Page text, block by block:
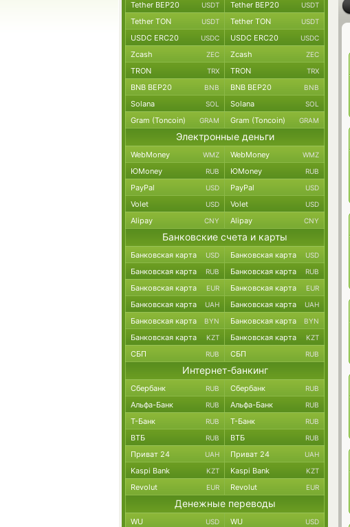
Tether BEP20 USDT Tether BEP20 USDT
Tether TON USDT Tether TON USDT
USDC ERC20 USDC USDC ERC20 USDC
Zcash ZEC Zcash ZEC
TRON TRX TRON TRX
BNB BEP20 BNB BNB BEP20 BNB
Solana SOL Solana SOL
Gram (Toncoin) GRAM Gram (Toncoin) GRAM
Электронные деньги
WebMoney WMZ WebMoney WMZ
ЮMoney RUB ЮMoney RUB
PayPal USD PayPal USD
Volet USD Volet USD
Alipay CNY Alipay CNY
Банковские счета и карты
Банковская карта USD Банковская карта USD
Банковская карта RUB Банковская карта RUB
Банковская карта EUR Банковская карта EUR
Банковская карта UAH Банковская карта UAH
Банковская карта BYN Банковская карта BYN
Банковская карта KZT Банковская карта KZT
СБП RUB СБП RUB
Интернет-банкинг
Сбербанк RUB Сбербанк RUB
Альфа-Банк RUB Альфа-Банк RUB
Т-Банк RUB Т-Банк RUB
ВТБ RUB ВТБ RUB
Приват 24 UAH Приват 24 UAH
Kaspi Bank KZT Kaspi Bank KZT
Revolut EUR Revolut EUR
Денежные переводы
WU USD WU USD